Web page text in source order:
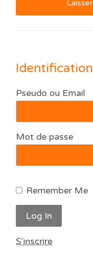
Identification
Pseudo ou Email
Mot de passe
Remember Me
S'inscrire